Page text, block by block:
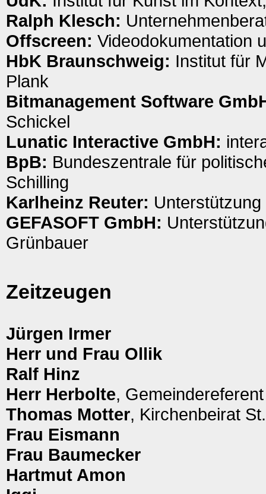
Ralph Klesch:
Offscreen: Videodokumentation
HbK Braunschweig: Institut für
Plank
Bitmanagement Software
Schickel
Lunatic Interactive GmbH:
BpB: Bundeszentrale für
Schilling
Karlheinz Reuter:
GEFASOFT GmbH:
Grünbauer
Zeitzeugen
Jürgen Irmer
Herr und Frau Ollik
Ralf Hinz
Herr Herbolte,
Thomas Motter, Kirchenbeirat
Frau Eismann
Frau Baumecker
Hartmut Amon